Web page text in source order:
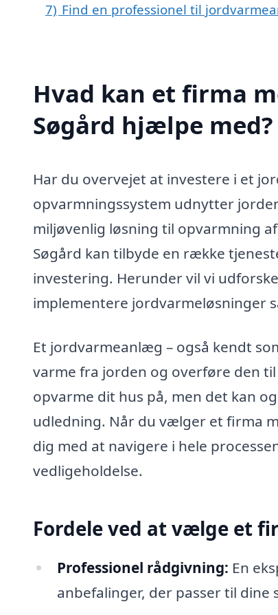
7) Find en professionel til
Hvad kan et firma
Søgård hjælpe med?
Har du overvejet at investere i et
opvarmningssystem udnytter
miljøvenlig løsning til opvarmning
Søgård kan tilbyde en række
investering. Herunder vil vi
implementere jordvarmeløsninger
Et jordvarmeanlæg – også kendt
varme fra jorden og overføre den
opvarme dit hus på, men det kan
udledning. Når du vælger et firma
dig med at navigere i hele
vedligeholdelse.
Fordele ved at vælge et
Professionel rådgivning: En
anbefalinger, der passer til